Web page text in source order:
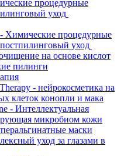
процедурные
уход
Химические процедурные
уход
на основе кислот
пилинги
- нейрокосметика на
клеток конопли и мака
- Интеллектуальная
микробиом кожи
маски
уход за глазами в